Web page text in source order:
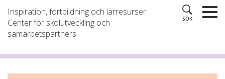
Inspiration, fortbildning och lärresurser
Center för skolutveckling och
samarbetspartners
SÖK